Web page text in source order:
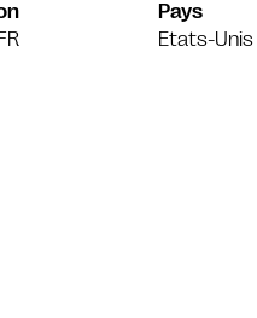
Pays
Etats-Unis